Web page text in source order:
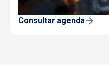
Consultar agenda